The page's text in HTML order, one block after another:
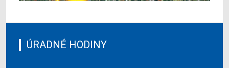
ÚRADNÉ HODINY